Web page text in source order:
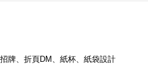
牌、折頁DM、紙杯、紙袋設計